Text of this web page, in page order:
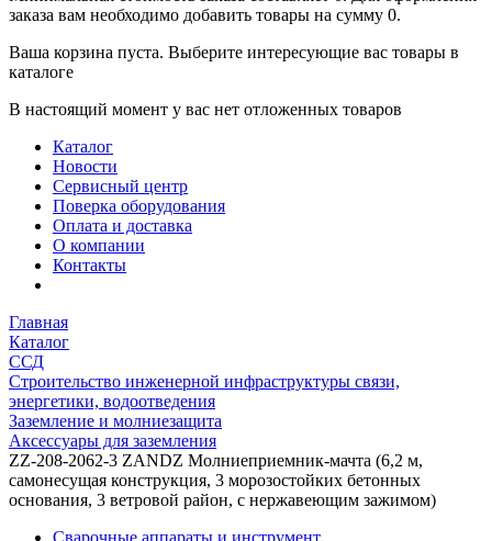
заказа вам необходимо добавить товары на сумму 0.
Ваша корзина пуста. Выберите интересующие вас товары в
каталоге
В настоящий момент у вас нет отложенных товаров
Каталог
Новости
Сервисный центр
Поверка оборудования
Оплата и доставка
О компании
Контакты
Главная
Каталог
ССД
Строительство инженерной инфраструктуры связи,
энергетики, водоотведения
Заземление и молниезащита
Аксессуары для заземления
ZZ-208-2062-3 ZANDZ Молниеприемник-мачта (6,2 м,
самонесущая конструкция, 3 морозостойких бетонных
основания, 3 ветровой район, с нержавеющим зажимом)
Сварочные аппараты и инструмент